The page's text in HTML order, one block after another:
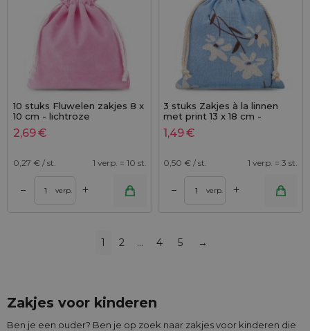
10 stuks Fluwelen zakjes 8 x
10 cm - lichtroze
2,69€
0,27 € / st. 1 verp. = 10 st.
– verp. +
3 stuks Zakjes à la linnen
met print 13 x 18 cm -
natuurlijk / blauwe bloemen
1,49€
0,50 € / st. 1 verp. = 3 st.
– verp. +
1 2 … 4 5 →
Zakjes voor kinderen
Ben je een ouder? Ben je op zoek naar zakjes voor kinderen die